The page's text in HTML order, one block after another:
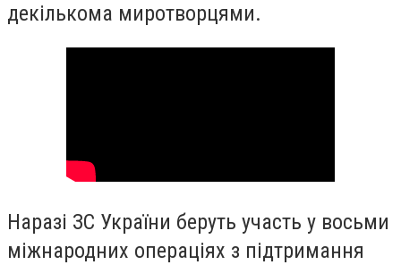
декількома миротворцями.
Наразі ЗС України беруть участь у восьми
міжнародних операціях з підтримання